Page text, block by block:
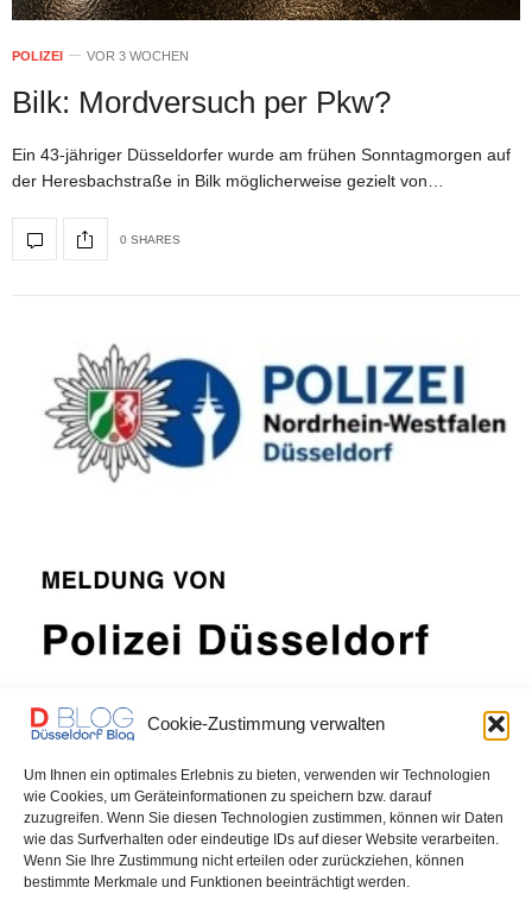
Cookie-Zustimmung verwalten
Um Ihnen ein optimales Erlebnis zu bieten, verwenden wir Technologien
wie Cookies, um Geräteinformationen zu speichern bzw. darauf
zuzugreifen. Wenn Sie diesen Technologien zustimmen, können wir Daten
wie das Surfverhalten oder eindeutige IDs auf dieser Website verarbeiten.
Wenn Sie Ihre Zustimmung nicht erteilen oder zurückziehen, können
bestimmte Merkmale und Funktionen beeinträchtigt werden.
POLIZEI VOR 3 WOCHEN
Bilk: Mordversuch per Pkw?
Ein 43-jähriger Düsseldorfer wurde am frühen Sonntagmorgen auf
der Heresbachstraße in Bilk möglicherweise gezielt von…
0 SHARES
Mann bei Messerattacke in Flingern-
Nord schwer verletzt – Polizei sucht
Zeugen